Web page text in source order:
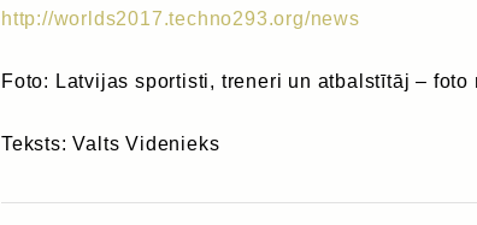
http://worlds2017.techno293.org/news
Foto: Latvijas sportisti, treneri un atbalstītāj –
Teksts: Valts Videnieks